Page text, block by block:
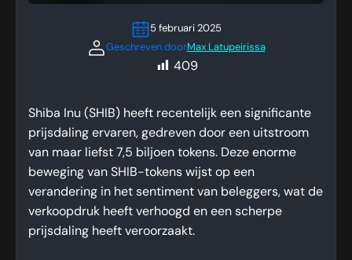
5 februari 2025
Geschreven doorMax Latupeirissa
409
Shiba Inu (SHIB) heeft recentelijk een significante
prijsdaling ervaren, gedreven door een uitstroom
van maar liefst 7,5 biljoen tokens. Deze enorme
beweging van SHIB-tokens wijst op een
verandering in het sentiment van beleggers, wat de
verkoopdruk heeft verhoogd en een scherpe
prijsdaling heeft veroorzaakt.